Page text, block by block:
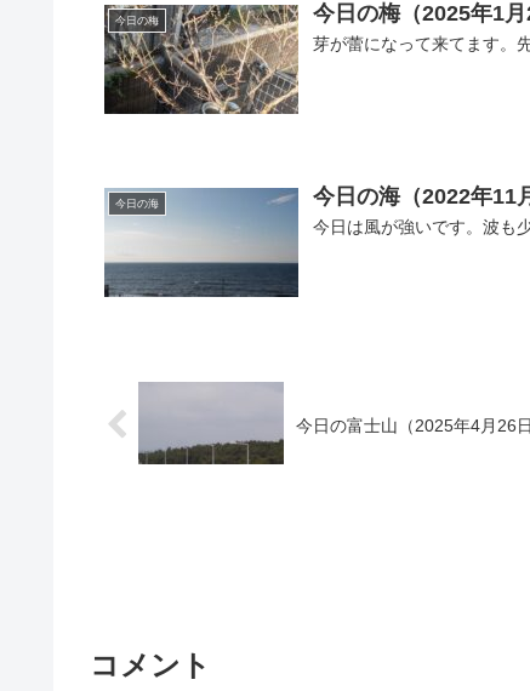
今日の梅 今日の梅（2025年1月
芽が蕾になって来てます。
今日の海 今日の海（2022年11
今日は風が強いです。波も
今日の富士山（2025年4月26日
コメント